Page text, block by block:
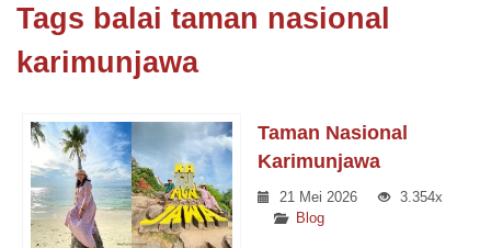
Tags balai taman nasional
karimunjawa
Taman Nasional
Karimunjawa
21 Mei 2026
3.354x
Blog